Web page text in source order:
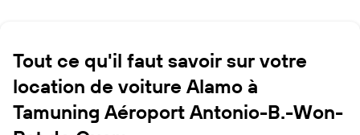
Tout ce qu'il faut savoir sur votre
location de voiture Alamo à
Tamuning Aéroport Antonio-B.-Won-